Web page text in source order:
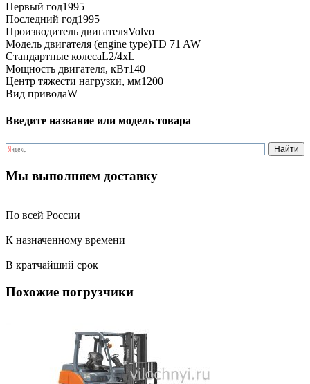
Первый год1995
Последний год1995
Производитель двигателяVolvo
Модель двигателя (engine type)TD 71 AW
Стандартные колесаL2/4xL
Мощность двигателя, кВт140
Центр тяжести нагрузки, мм1200
Вид приводаW
Введите название или модель товара
Мы выполняем доставку
По всей России
К назначенному времени
В кратчайший срок
Похожие погрузчики